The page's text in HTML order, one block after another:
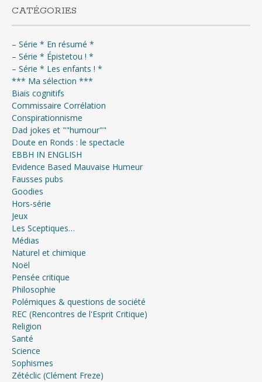
CATÉGORIES
– Série * En résumé *
– Série * Épistetou ! *
– Série * Les enfants ! *
*** Ma sélection ***
Biais cognitifs
Commissaire Corrélation
Conspirationnisme
Dad jokes et ""humour""
Doute en Ronds : le spectacle
EBBH IN ENGLISH
Evidence Based Mauvaise Humeur
Fausses pubs
Goodies
Hors-série
Jeux
Les Sceptiques…
Médias
Naturel et chimique
Noël
Pensée critique
Philosophie
Polémiques & questions de société
REC (Rencontres de l'Esprit Critique)
Religion
Santé
Science
Sophismes
Zétéclic (Clément Freze)